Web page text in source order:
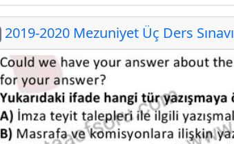
2019-2020 Mezuniyet Üç Ders Sınavı